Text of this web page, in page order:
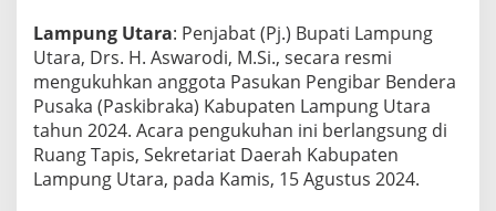
p
n
g
U
t
a
r
a
Lampung Utara: Penjabat (Pj.) Bupati Lampung
Utara, Drs. H. Aswarodi, M.Si., secara resmi
mengukuhkan anggota Pasukan Pengibar Bendera
Pusaka (Paskibraka) Kabupaten Lampung Utara
tahun 2024. Acara pengukuhan ini berlangsung di
Ruang Tapis, Sekretariat Daerah Kabupaten
Lampung Utara, pada Kamis, 15 Agustus 2024.